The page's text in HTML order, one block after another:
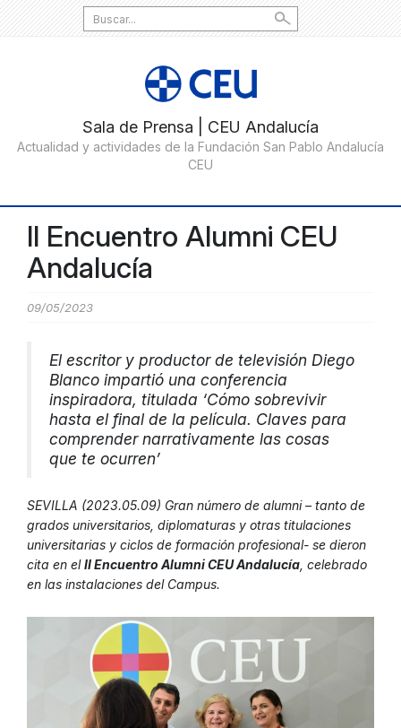
Search
for:
II Encuentro Alumni CEU
Andalucía
09/05/2023
El escritor y productor de televisión Diego
Blanco impartió una conferencia
inspiradora, titulada ‘Cómo sobrevivir
hasta el final de la película. Claves para
comprender narrativamente las cosas
que te ocurren’
SEVILLA (2023.05.09) Gran número de alumni – tanto de
grados universitarios, diplomaturas y otras titulaciones
universitarias y ciclos de formación profesional- se dieron
cita en elII Encuentro Alumni CEU Andalucía , celebrado
en las instalaciones del Campus.